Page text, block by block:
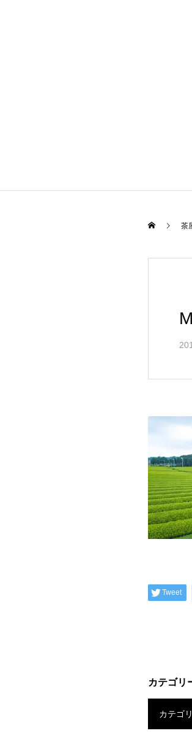
茶
Tweet
カテゴリ
カテゴ